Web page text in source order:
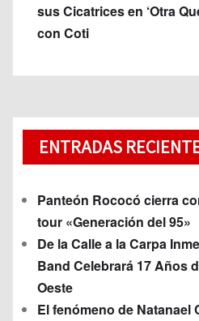
sus Cicatrices en ‘Otra
con Coti
ENTRADAS
Panteón Rococó cierra
tour «Generación del 95»
De la Calle a la Carpa
Band Celebrará 17 Años
Oeste
El fenómeno de Natanael